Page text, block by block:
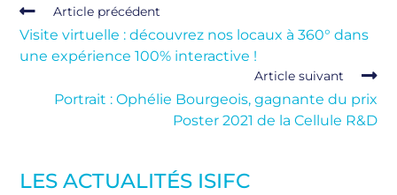
Article précédent
Visite virtuelle : découvrez nos locaux à 360° dans
une expérience 100% interactive !
Article suivant
Portrait : Ophélie Bourgeois, gagnante du prix
Poster 2021 de la Cellule R&D
LES ACTUALITÉS ISIFC